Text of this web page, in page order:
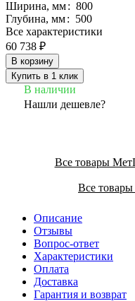
Ширина, мм: 800
Глубина, мм: 500
Все характеристики
60 738 ₽
В корзину
Купить в 1 клик
В наличии
Нашли дешевле?
Все товары
Все товары
Описание
Отзывы
Вопрос-ответ
Характеристики
Оплата
Доставка
Гарантия и возврат